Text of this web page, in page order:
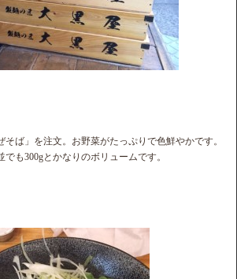
ば」を注文。お野菜がたっぷりで色鮮やかです。
も300gとかなりのボリュームです。